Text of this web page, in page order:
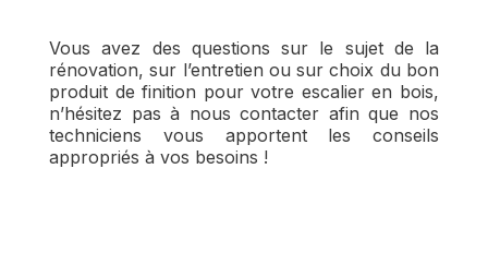
Vous avez des questions sur le sujet de la
rénovation, sur l’entretien ou sur choix du bon
produit de finition pour votre escalier en bois,
n’hésitez pas à nous contacter afin que nos
techniciens vous apportent les conseils
appropriés à vos besoins !